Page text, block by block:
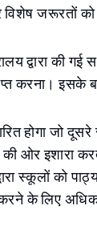
जरूरतों
द्वारा की गई
करना। इसके
होगा जो
ओर इशारा
स्कूलों को
के लिए